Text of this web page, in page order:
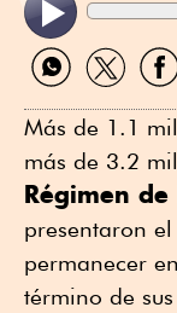
Compartir
por
Compartir
por
por
Más de 1.1
más de 3.2
Régimen
presentaron
permanecer
término de